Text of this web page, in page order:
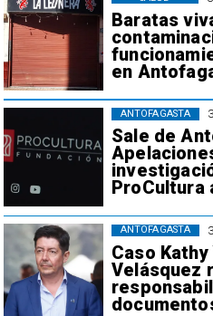
Baratas
en
Sale de
ProCultura
ANTOFAGASTA
Caso
Velásquez
ANTOFAGASTA